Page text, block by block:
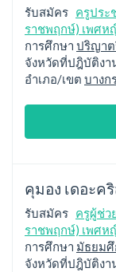
รับสมัคร ครูประ
ราชพฤกษ์) เพศห
การศึกษา ปริญา
จังหวัดที่ปฎิบัติงา
อำเภอ/เขต บางก
คุมอง เดอะค
รับสมัคร ครูผู้ช่ว
ราชพฤกษ์) เพศห
การศึกษา มัธยม
จังหวัดที่ปฎิบัติงา